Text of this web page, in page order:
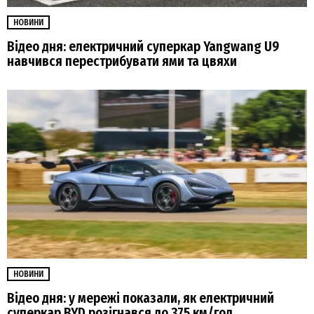
НОВИНИ
Відео дня: електричний суперкар Yangwang U9
навчився перестрибувати ями та цвяхи
НОВИНИ
Відео дня: у мережі показали, як електричний